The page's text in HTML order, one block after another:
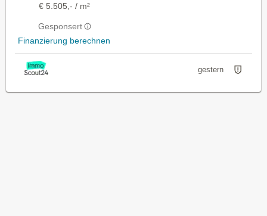
€ 5.505,- / m²
Gesponsert
Finanzierung berechnen
gestern